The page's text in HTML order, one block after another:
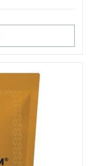
Favoris